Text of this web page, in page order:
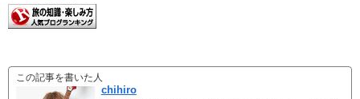
この記事を書いた人
chihiro